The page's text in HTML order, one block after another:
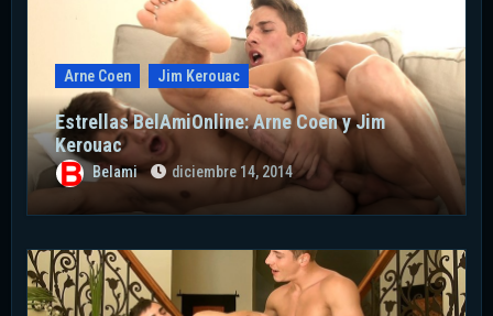
Arne Coen Jim Kerouac
Estrellas BelAmiOnline: Arne Coen y Jim
Kerouac
Belami diciembre 14, 2014